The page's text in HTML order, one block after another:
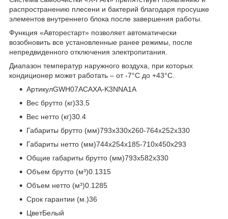
распространению плесени и бактерий благодаря просушке
элементов внутреннего блока после завершения работы.
Функция «Авторестарт» позволяет автоматически
возобновить все установленные ранее режимы, после
непредвиденного отключения электропитания.
Диапазон температур наружного воздуха, при которых
кондиционер может работать – от -7°С до +43°С.
АртикулGWH07ACAXA-K3NNA1A
Вес брутто (кг)33.5
Вес нетто (кг)30.4
Габариты брутто (мм)793x330x260-764x252x330
Габариты нетто (мм)744x254x185-710x450x293
Общие габариты брутто (мм)793x582x330
Объем брутто (м³)0.1315
Объем нетто (м³)0.1285
Срок гарантии (м.)36
ЦветБелый